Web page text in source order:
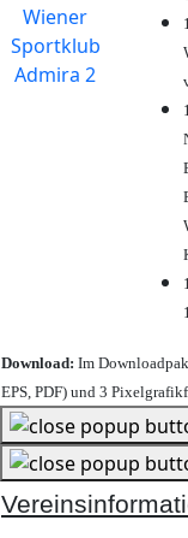
Download: Im
EPS, PDF) und 3